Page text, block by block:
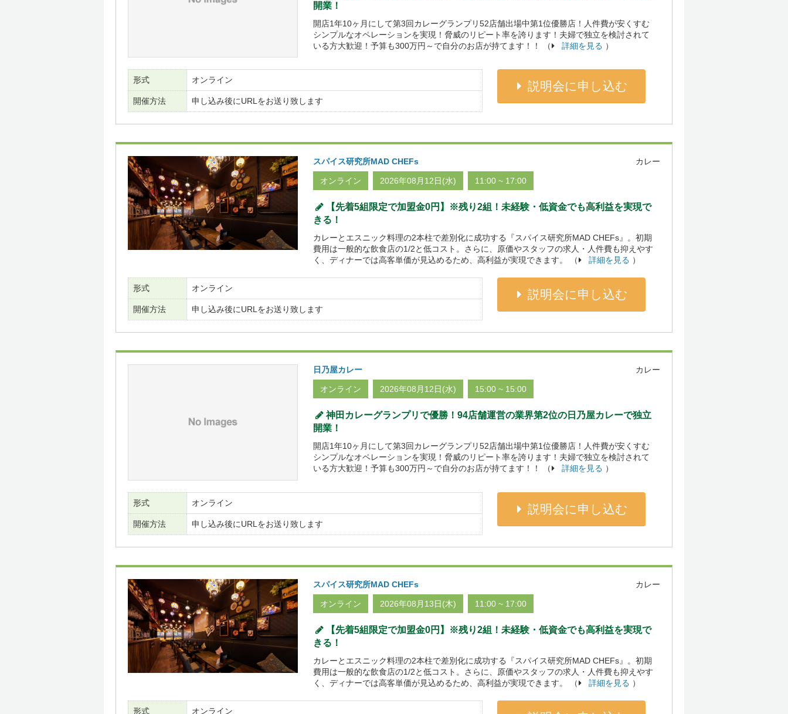
開業！
開店1年10ヶ月にして第3回カレーグランプリ52店舗出場中第1位優勝店！人件費が安くすむ
シンプルなオペレーションを実現！脅威のリピート率を誇ります！夫婦で独立を検討されて
いる方大歓迎！予算も300万円～で自分のお店が持てます！！ （
詳細を見る ）
形式 オンライン
開催方法 申し込み後にURLをお送り致します
説明会に申し込む
スパイス研究所MAD CHEFs カレー
オンライン 2026年08月12日(水) 11:00 ~ 17:00
【先着5組限定で加盟金0円】※残り2組！未経験・低資金でも高利益を実現で
きる！
カレーとエスニック料理の2本柱で差別化に成功する『スパイス研究所MAD CHEFs』。初期
費用は一般的な飲食店の1/2と低コスト。さらに、原価やスタッフの求人・人件費も抑えやす
く、ディナーでは高客単価が見込めるため、高利益が実現できます。 （
詳細を見る ）
形式 オンライン
開催方法 申し込み後にURLをお送り致します
説明会に申し込む
日乃屋カレー カレー
オンライン 2026年08月12日(水) 15:00 ~ 15:00
神田カレーグランプリで優勝！94店舗運営の業界第2位の日乃屋カレーで独立
開業！
開店1年10ヶ月にして第3回カレーグランプリ52店舗出場中第1位優勝店！人件費が安くすむ
シンプルなオペレーションを実現！脅威のリピート率を誇ります！夫婦で独立を検討されて
いる方大歓迎！予算も300万円～で自分のお店が持てます！！ （
詳細を見る ）
形式 オンライン
開催方法 申し込み後にURLをお送り致します
説明会に申し込む
スパイス研究所MAD CHEFs カレー
オンライン 2026年08月13日(木) 11:00 ~ 17:00
【先着5組限定で加盟金0円】※残り2組！未経験・低資金でも高利益を実現で
きる！
カレーとエスニック料理の2本柱で差別化に成功する『スパイス研究所MAD CHEFs』。初期
費用は一般的な飲食店の1/2と低コスト。さらに、原価やスタッフの求人・人件費も抑えやす
く、ディナーでは高客単価が見込めるため、高利益が実現できます。 （
詳細を見る ）
形式 オンライン